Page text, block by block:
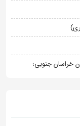
خراسان جنوبی؛